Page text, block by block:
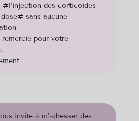
#l’injection des corticoïdes
sans aucune
remercie pour votre
invite à m’adresser des